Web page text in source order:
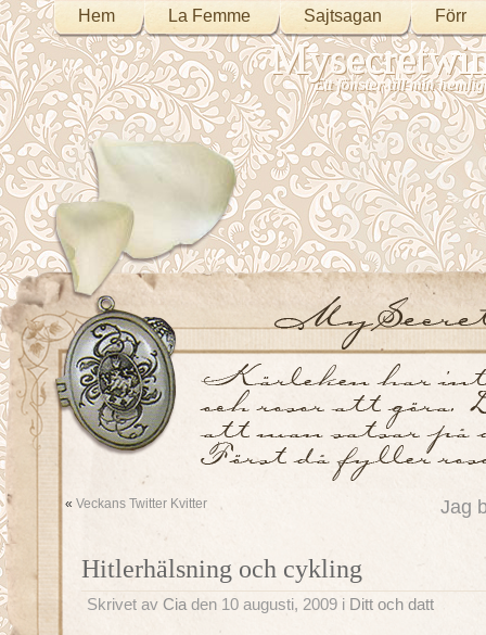
Hem La Femme Sajtsagan Förr
Ett fönster till min
« Veckans Twitter Kvitter Jag
Hitlerhälsning och cykling
Skrivet av Cia den 10 augusti, 2009 i Ditt och datt